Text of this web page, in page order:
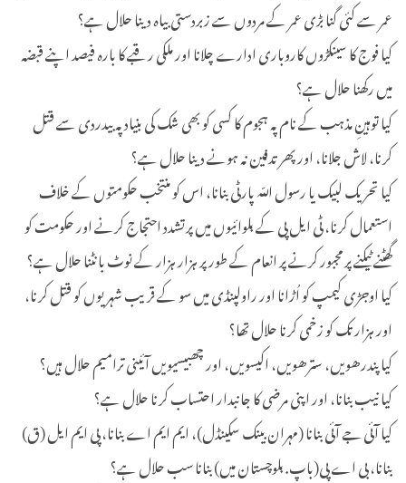
عمر سے کئی گنا بڑی عمر کے مردوں سے زبردستی بیاہ دینا حلال ہے؟
کیا فوج کا سینکڑوں کاروباری ادارے چلانا اور ملکی رقبے کا بارہ فیصد اپنے قبضہ
میں رکھنا حلال ہے؟
کیا توہینِ مذہب کے نام پہ ہجوم کا کسی کو بھی شک کی بنیاد پہ بیدردی سے قتل
کرنا، لاش جلانا، اور پھر تدفین نہ ہونے دینا حلال ہے؟
کیا تحریک لبیک یا رسول اللّہ پارٹی بنانا، اس کو منتخب حکومتوں کے خلاف
استعمال کرنا، ٹی ایل پی کے بلوائیوں میں پرتشدد احتجاج کرنے اور حکومت کو
گھٹنے ٹیکنے پر مجبور کرنے پر انعام کے طور پر ہزار ہزار کے نوٹ بانٹنا حلال ہے؟
کیا اوجڑی کیمپ کو اُڑانا اور راولپنڈی میں سو کے قریب شہریوں کو قتل کرنا،
اور ہزار تک کو زخمی کرنا حلال تھا؟
کیا پندرھویں، سترھویں، اکیسویں، اور چھبیسیویں آئینی ترامیم حلال ہیں؟
کیا نیب بنانا، اور اپنی مرضی کا جانبدار احتساب کرنا حلال ہے؟
کیا آئی جے آئی بنانا (مہران بینک سکینڈل)، ایم ایم اے بنانا، پی ایم ایل (ق)
بنانا، بی اے پی(باپ. بلوچستان میں) بنانا سب حلال ہے؟